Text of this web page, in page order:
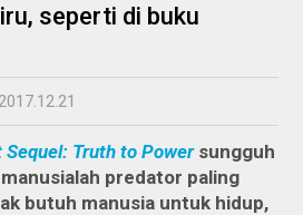
seperti di buku
2017.12.21
Truth to Powersungguh
predator paling
butuh manusia untuk hidup,